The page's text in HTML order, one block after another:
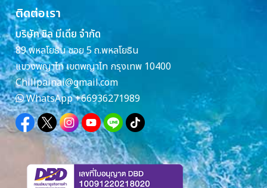
ติดต่อเรา
บริษัท ชิล มีเดีย จำกัด
89 พหลโยธิน ซอย 5 ถ.พหลโยธิน
แขวงพญาไท เขตพญาไท กรุงเทพ 10400
Chillpainai@gmail.com
WhatsApp+66936271989